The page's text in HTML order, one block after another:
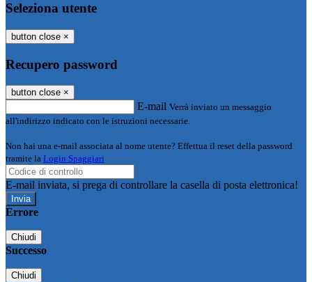
Seleziona utente
button close ×
Recupero password
button close ×
E-mail Verrà inviato un messaggio
all'indirizzo indicato con le istruzioni necessarie.
Non hai una e-mail associata al nome utente? Effettua il reset della password
tramite la Login Spaggiari
E-mail inviata, si prega di controllare la casella di posta elettronica!
Errore
Chiudi
Successo
Chiudi